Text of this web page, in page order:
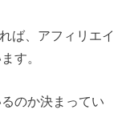
ば、アフィリエイ
す。
のか決まってい